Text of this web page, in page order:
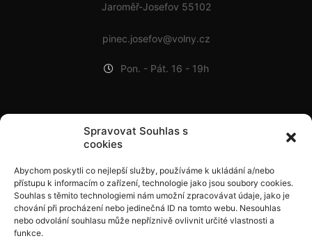
Spravovat Souhlas s
cookies
Abychom poskytli co nejlepší služby, používáme k ukládání a/nebo
přístupu k informacím o zařízení, technologie jako jsou soubory cookies.
Souhlas s těmito technologiemi nám umožní zpracovávat údaje, jako je
chování při procházení nebo jedinečná ID na tomto webu. Nesouhlas
nebo odvolání souhlasu může nepříznivě ovlivnit určité vlastnosti a
funkce.
Jaroměř-Josefov 55102
pinec.josefov@volny.cz
Pon. - Pát. 16 - 19h
POSLEDNÍ PŘÍSPĚVKY
9. 9. 2024
Čelákovická Minipálka 2024
1. 9. 2024